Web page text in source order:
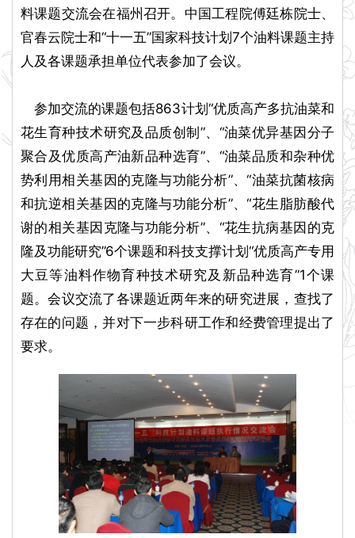
料课题交流会在福州召开。中国工程院傅廷栋院士、
官春云院士和“十一五”国家科技计划7个油料课题主持
人及各课题承担单位代表参加了会议。
参加交流的课题包括863计划“优质高产多抗油菜和
花生育种技术研究及品质创制”、“油菜优异基因分子
聚合及优质高产油新品种选育”、“油菜品质和杂种优
势利用相关基因的克隆与功能分析”、“油菜抗菌核病
和抗逆相关基因的克隆与功能分析”、“花生脂肪酸代
谢的相关基因克隆与功能分析”、“花生抗病基因的克
隆及功能研究”6个课题和科技支撑计划“优质高产专用
大豆等油料作物育种技术研究及新品种选育”1个课
题。会议交流了各课题近两年来的研究进展，查找了
存在的问题，并对下一步科研工作和经费管理提出了
要求。